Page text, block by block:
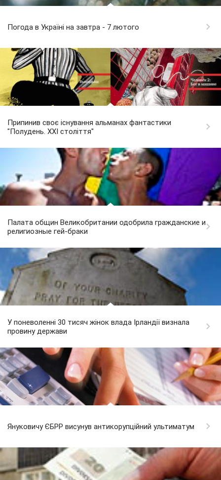
Погода в Україні на завтра - 7 лютого
Припинив своє існування альманах фантастики
"Полудень. XXI століття"
Палата общин Великобритании одобрила гражданские и
религиозные гей-браки
У поневоленні 30 тисяч жінок влада Ірландії визнала
провину держави
Януковичу ЄБРР висунув антикорупційний ультиматум